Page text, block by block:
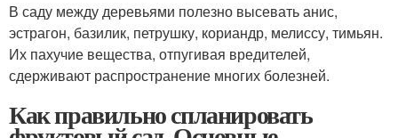
В саду между деревьями полезно высевать анис,
эстрагон, базилик, петрушку, кориандр, мелиссу, тимьян.
Их пахучие вещества, отпугивая вредителей,
сдерживают распространение многих болезней.
Как правильно спланировать